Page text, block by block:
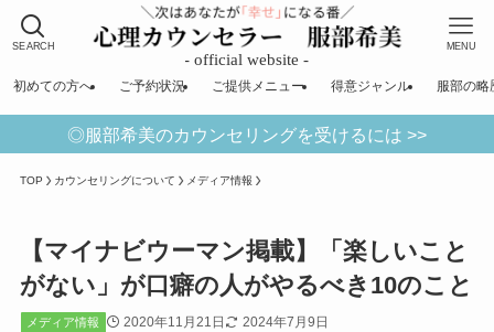
SEARCH MENU
初めての方へ ご予約状況 ご提供メニュー 得意ジャンル 服部の略
◎服部希美のカウンセリングを受けるには >>
TOP カウンセリングについて メディア情報
【マイナビウーマン掲載】「楽しいこと
がない」が口癖の人がやるべき10のこと
メディア情報 2020年11月21日 2024年7月9日